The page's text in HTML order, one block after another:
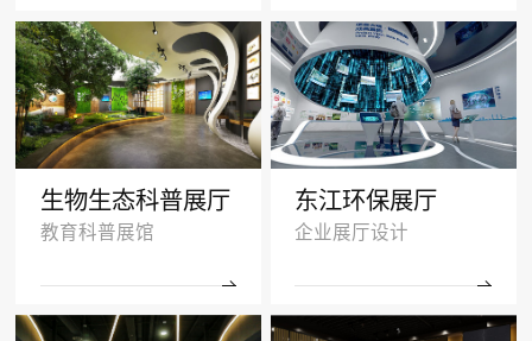
生物生态科普展厅
教育科普展馆
东江环保展厅
企业展厅设计